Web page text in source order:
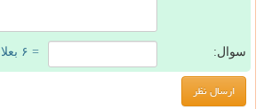
سوال: = ۶ بعلاوه ۴